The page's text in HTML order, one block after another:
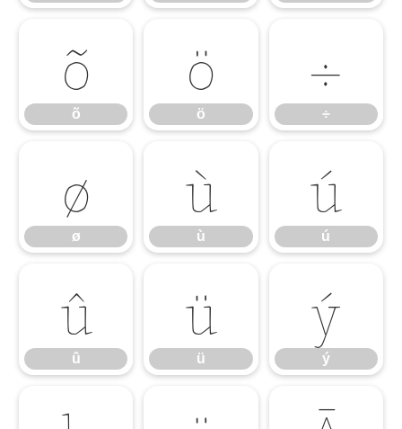
õ
õ
ö
ö
÷
÷
ø
ø
ù
ù
ú
ú
û
û
ü
ü
ý
ý